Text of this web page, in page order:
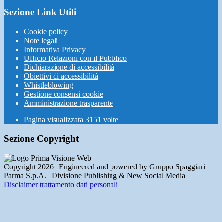
Sezione Link Utili
Cookie policy
Note legali
Informativa Privacy
Ufficio Relazioni con il Pubblico
Dichiarazione di accessibilità
Obiettivi di accessibilità
Whistleblowing
Gestione consensi cookie
Amministrazione trasparente
Pagina visualizzata 3151 volte
Sezione Copyright
Copyright 2026 | Engineered and powered by Gruppo Spaggiari
Parma S.p.A. | Divisione Publishing & New Social Media
Disclaimer trattamento dati personali